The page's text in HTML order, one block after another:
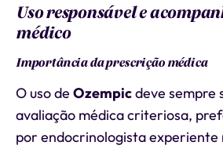
Uso responsável e
médico
Importância da prescrição médica
O uso de Ozempicdeve sempre
avaliação médica criteriosa,
por endocrinologista experiente